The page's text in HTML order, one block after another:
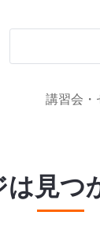
講習会・
見つ